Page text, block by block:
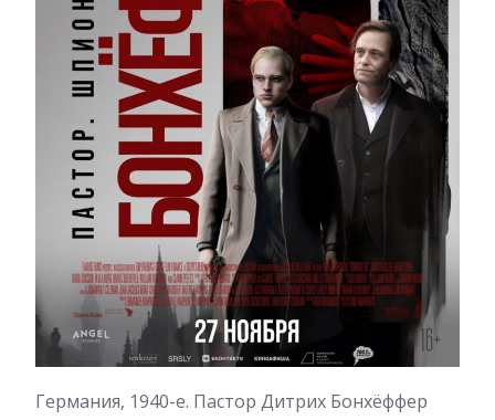
Германия, 1940-е. Пастор Дитрих Бонхёффер